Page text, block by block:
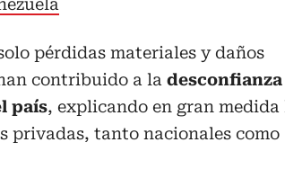
pérdidas materiales y daños
contribuido a la desconfianza
país, explicando en gran medida
privadas, tanto nacionales como